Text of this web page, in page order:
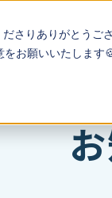
さりありがとう
をお願いいたします